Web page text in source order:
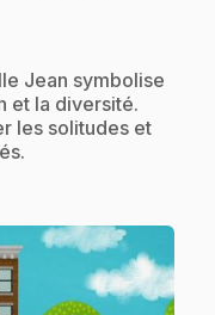
Jean symbolise
et la diversité.
les solitudes et